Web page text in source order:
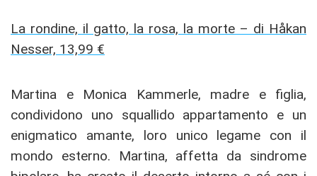
La rondine, il gatto, la rosa, la morte – di Håkan
Nesser, 13,99 €
Martina e Monica Kammerle, madre e figlia,
condividono uno squallido appartamento e un
enigmatico amante, loro unico legame con il
mondo esterno. Martina, affetta da sindrome